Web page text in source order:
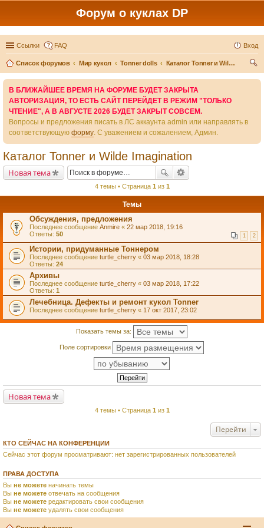
Форум о куклах DP
Ссылки FAQ Вход
Список форумов Мир кукол Tonner dolls
Каталог Tonner и Wilde Imagination
В БЛИЖАЙШЕЕ ВРЕМЯ НА ФОРУМЕ БУДЕТ ЗАКРЫТА
АВТОРИЗАЦИЯ, ТО ЕСТЬ САЙТ ПЕРЕЙДЕТ В РЕЖИМ "ТОЛЬКО
ЧТЕНИЕ", А В АВГУСТЕ 2026 БУДЕТ ЗАКРЫТ СОВСЕМ.
Вопросы и предложения писать в ЛС аккаунта admin или направлять в
соответствующую форму. С уважением и сожалением, Админ.
Каталог Tonner и Wilde Imagination
Новая тема
4 темы • Страница 1 из 1
Темы
Обсуждения, предложения
Последнее сообщение Anmire « 22 мар 2018, 19:16
Ответы: 50 1 2
Истории, придуманные Тоннером
Последнее сообщение turtle_cherry « 03 мар 2018, 18:28
Ответы: 24
Архивы
Последнее сообщение turtle_cherry « 03 мар 2018, 17:22
Ответы: 1
Лечебница. Дефекты и ремонт кукол Tonner
Последнее сообщение turtle_cherry « 17 окт 2017, 23:02
Показать темы за:
Поле сортировки
Новая тема
4 темы • Страница 1 из 1
Перейти
КТО СЕЙЧАС НА КОНФЕРЕНЦИИ
Сейчас этот форум просматривают: нет зарегистрированных пользователей
ПРАВА ДОСТУПА
Вы не можете начинать темы
Вы не можете отвечать на сообщения
Вы не можете редактировать свои сообщения
Вы не можете удалять свои сообщения